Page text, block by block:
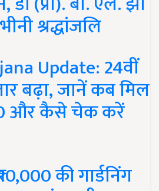
श्रद्धांजलि
Update: 24वीं
बढ़ा, जानें कब मिल
और कैसे चेक करें
की गार्डनिंग